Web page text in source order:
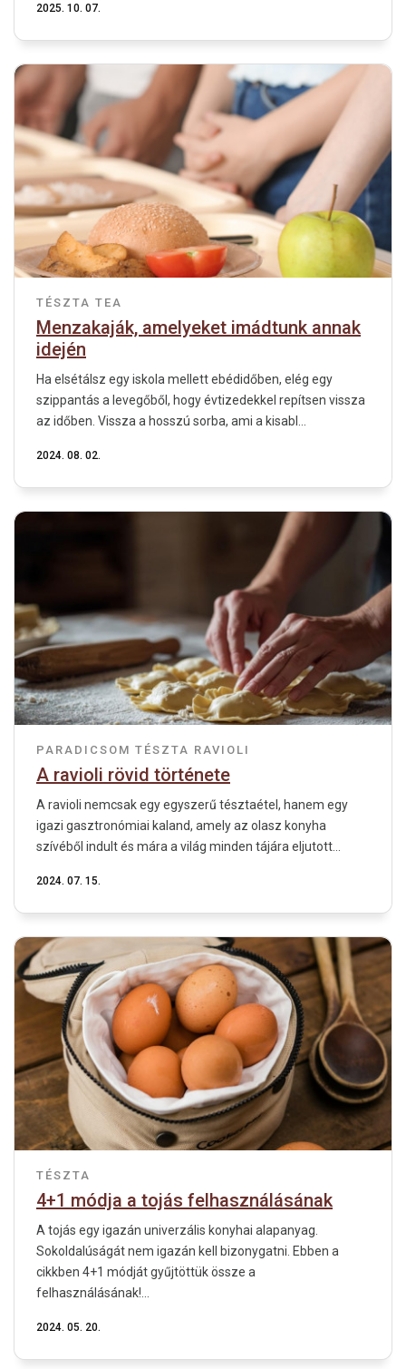
2025. 10. 07.
TÉSZTA TEA
Menzakaják, amelyeket imádtunk annak
idején
Ha elsétálsz egy iskola mellett ebédidőben, elég egy
szippantás a levegőből, hogy évtizedekkel repítsen vissza
az időben. Vissza a hosszú sorba, ami a kisabl...
2024. 08. 02.
PARADICSOM TÉSZTA RAVIOLI
A ravioli rövid története
A ravioli nemcsak egy egyszerű tésztaétel, hanem egy
igazi gasztronómiai kaland, amely az olasz konyha
szívéből indult és mára a világ minden tájára eljutott...
2024. 07. 15.
TÉSZTA
4+1 módja a tojás felhasználásának
A tojás egy igazán univerzális konyhai alapanyag.
Sokoldalúságát nem igazán kell bizonygatni. Ebben a
cikkben 4+1 módját gyűjtöttük össze a
felhasználásának!...
2024. 05. 20.